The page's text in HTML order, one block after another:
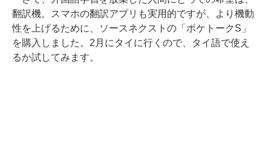
翻訳機。スマホの翻訳アプリも実用的ですが、より機動
性を上げるために、ソースネクストの「ポケトークS」
を購入しました。2月にタイに行くので、タイ語で使え
るか試してみます。